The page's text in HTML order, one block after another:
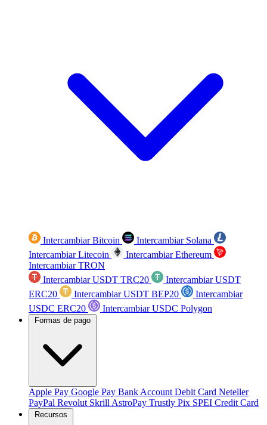
Intercambiar Bitcoin
Intercambiar Solana
Intercambiar Litecoin
Intercambiar Ethereum
Intercambiar TRON
Intercambiar USDT TRC20
Intercambiar USDT
ERC20
Intercambiar USDT BEP20
Intercambiar
USDC ERC20
Intercambiar USDC Polygon
Formas de pago
Apple Pay Google Pay Bank Account Debit Card Neteller
PayPal Revolut Skrill AstroPay Trustly Pix SPEI Credit Card
Recursos